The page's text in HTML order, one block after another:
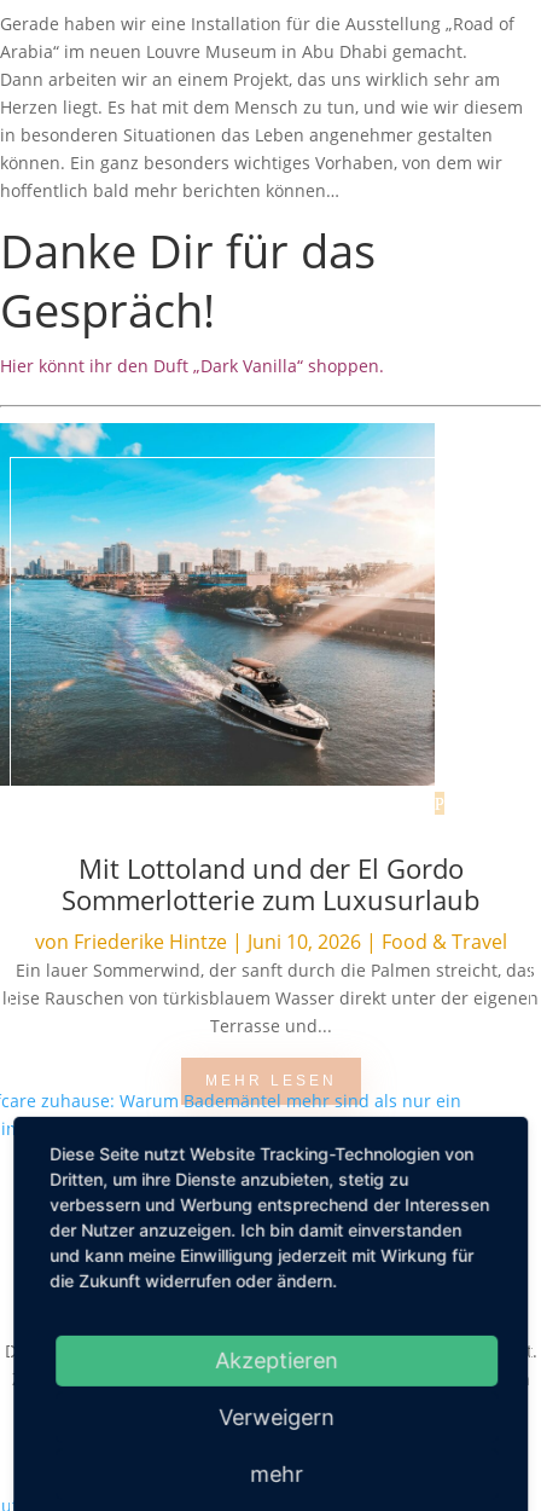
Gerade haben wir eine Installation für die Ausstellung „Road of
Arabia“ im neuen Louvre Museum in Abu Dhabi gemacht.
Dann arbeiten wir an einem Projekt, das uns wirklich sehr am
Herzen liegt. Es hat mit dem Mensch zu tun, und wie wir diesem
in besonderen Situationen das Leben angenehmer gestalten
können. Ein ganz besonders wichtiges Vorhaben, von dem wir
hoffentlich bald mehr berichten können…
Danke Dir für das
Gespräch!
Hier könnt ihr den Duft „Dark Vanilla“ shoppen.
Bilder: PR
Mit Lottoland und der El Gordo
Sommerlotterie zum Luxusurlaub
von Friederike Hintze| Juni 10, 2026| Food & Travel
Ein lauer Sommerwind, der sanft durch die Palmen streicht, das
leise Rauschen von türkisblauem Wasser direkt unter der eigenen
Terrasse und...
MEHR LESEN
Selfcare zuhause: Warum Bademäntel
mehr sind als nur ein Badezimmer-
Accessoire
Der Alltag fühlt sich oft voll an, manchmal auch ein wenig zu laut.
Zwischen Terminen, To do Listen und ständigem Erreichbarsein
bleibt wenig Raum...
MEHR LESEN
Diese Seite nutzt Website Tracking-Technologien von
Dritten, um ihre Dienste anzubieten, stetig zu
verbessern und Werbung entsprechend der Interessen
der Nutzer anzuzeigen. Ich bin damit einverstanden
und kann meine Einwilligung jederzeit mit Wirkung für
die Zukunft widerrufen oder ändern.
Akzeptieren
Verweigern
mehr